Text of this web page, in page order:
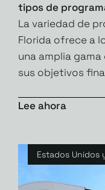
tipos de
La variedad de
Florida ofrece a
una amplia
sus objetivos
Lee ahora
Estados Unidos